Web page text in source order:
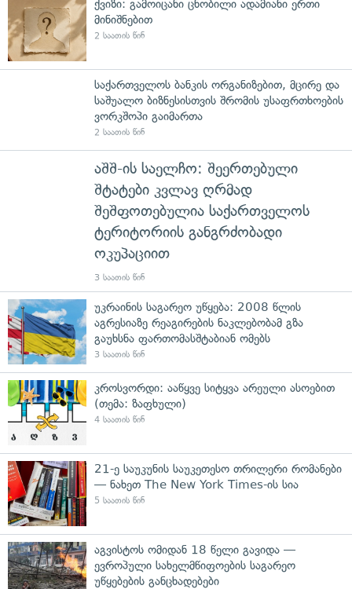
ქვიზი: გამოიცანი ცნობილი ადამიანი ერთი
მინიშნებით
2 საათის წინ
საქართველოს ბანკის ორგანიზებით, მცირე და
საშუალო ბიზნესისთვის შრომის უსაფრთხოების
ვორკშოპი გაიმართა
2 საათის წინ
აშშ-ის საელჩო: შეერთებული
შტატები კვლავ ღრმად
შეშფოთებულია საქართველოს
ტერიტორიის განგრძობადი
ოკუპაციით
3 საათის წინ
უკრაინის საგარეო უწყება: 2008 წლის
აგრესიაზე რეაგირების ნაკლებობამ გზა
გაუხსნა ფართომასშტაბიან ომებს
3 საათის წინ
კროსვორდი: ააწყვე სიტყვა არეული ასოებით
(თემა: ზაფხული)
4 საათის წინ
21-ე საუკუნის საუკეთესო თრილერი რომანები
— ნახეთ The New York Times-ის სია
5 საათის წინ
აგვისტოს ომიდან 18 წელი გავიდა —
ევროპული სახელმწიფოების საგარეო
უწყებების განცხადებები